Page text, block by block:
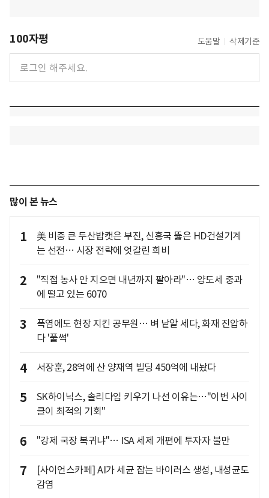
100자평 도움말 삭제기준
많이 본 뉴스
1
美 비중 큰 두산밥캣은 부진, 신흥국 뚫은 HD건설기계
는 선전… 시장 전략에 엇갈린 희비
2
"직접 농사 안 지으면 내년까지 팔아라"… 양도세 중과
에 떨고 있는 6070
3
폭염에도 현장 지킨 공무원… 벼 낱알 세다, 화재 진압하
다 '풀썩'
4 서장훈, 28억에 산 양재역 빌딩 450억에 내놨다
5
SK하이닉스, 솔리다임 키우기 나선 이유는…"이번 사이
클이 최적의 기회"
6 "강제 국장 복귀냐"… ISA 세제 개편에 투자자 불만
7
[사이언스카페] AI가 세균 잡는 바이러스 생성, 내성균도
감염